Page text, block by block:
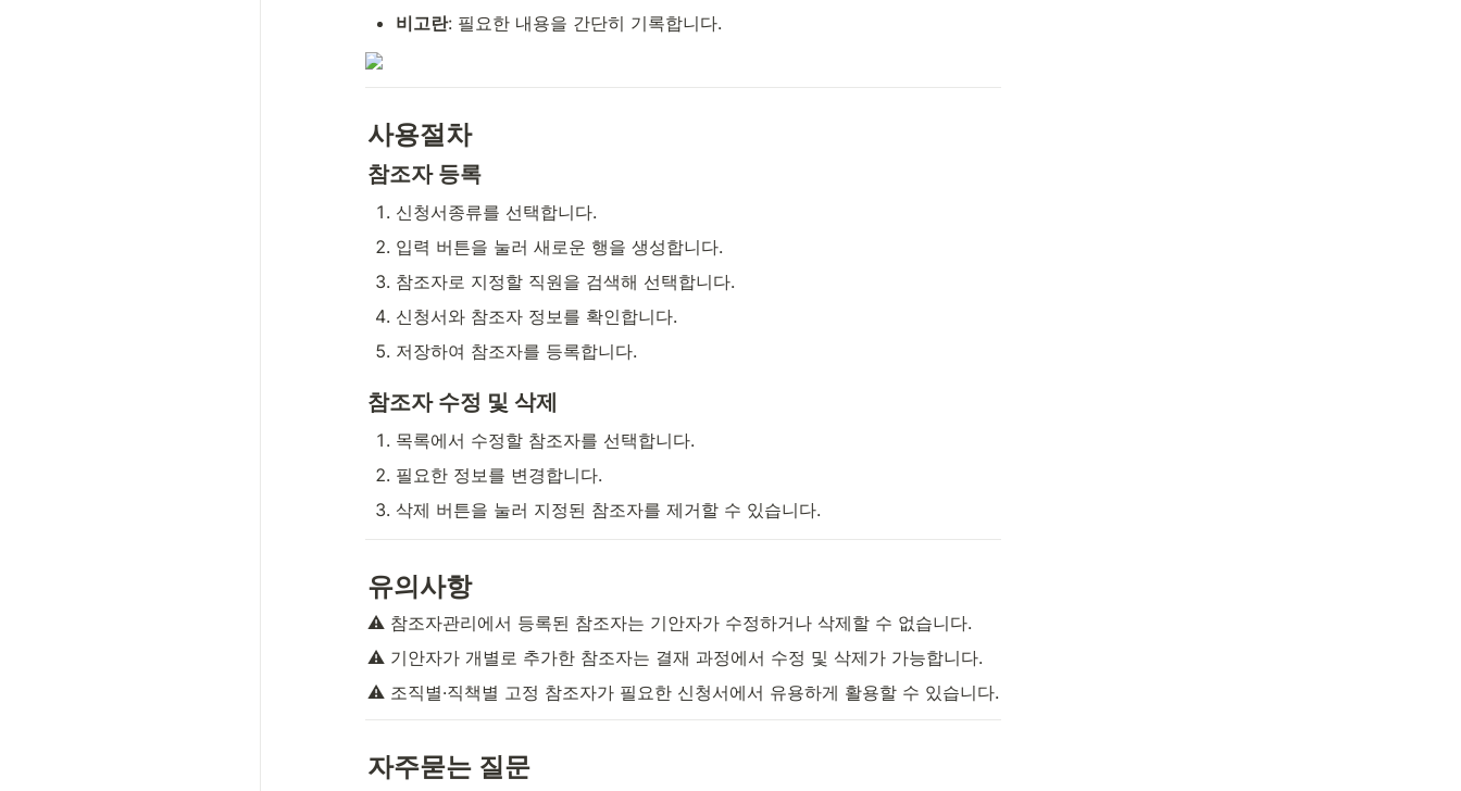
비고란: 필요한 내용을 간단히 기록합니다.
사용절차
참조자 등록
신청서종류를 선택합니다.
입력 버튼을 눌러 새로운 행을 생성합니다.
참조자로 지정할 직원을 검색해 선택합니다.
신청서와 참조자 정보를 확인합니다.
저장하여 참조자를 등록합니다.
참조자 수정 및 삭제
목록에서 수정할 참조자를 선택합니다.
필요한 정보를 변경합니다.
삭제 버튼을 눌러 지정된 참조자를 제거할 수 있습니다.
유의사항
⚠️ 참조자관리에서 등록된 참조자는 기안자가 수정하거나 삭제할 수 없습니다.
⚠️ 기안자가 개별로 추가한 참조자는 결재 과정에서 수정 및 삭제가 가능합니다.
⚠️ 조직별·직책별 고정 참조자가 필요한 신청서에서 유용하게 활용할 수 있습니다.
자주묻는 질문